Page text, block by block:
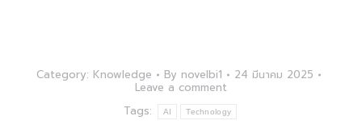
Category: Knowledge By novelbi1
24 มีนาคม 2025
Leave a comment
Tags:
AI Technology